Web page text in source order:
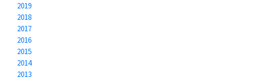
2019
2018
2017
2016
2015
2014
2013